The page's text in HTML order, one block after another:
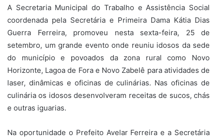
A Secretaria Municipal do Trabalho e Assistência Social
coordenada pela Secretária e Primeira Dama Kátia Dias
Guerra Ferreira, promoveu nesta sexta-feira, 25 de
setembro, um grande evento onde reuniu idosos da sede
do município e povoados da zona rural como Novo
Horizonte, Lagoa de Fora e Novo Zabelê para atividades de
laser, dinâmicas e oficinas de culinárias. Nas oficinas de
culinária os idosos desenvolveram receitas de sucos, chás
e outras iguarias.
Na oportunidade o Prefeito Avelar Ferreira e a Secretária